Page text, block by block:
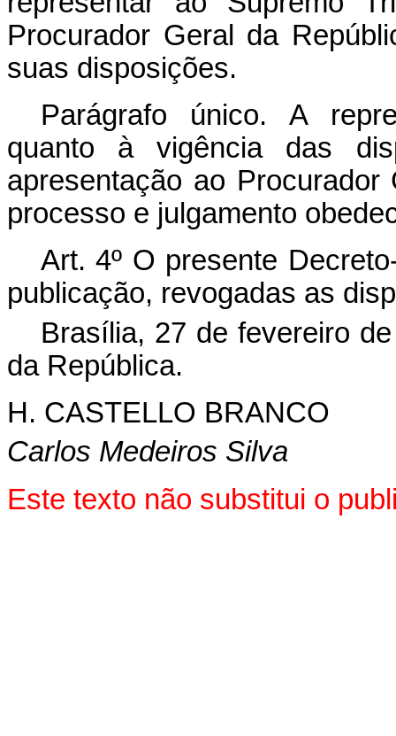
Procurador Geral da
suas disposições.
Parágrafo único. A
quanto à vigência das
apresentação ao
processo e julgamento
Art. 4º O presente
publicação, revogadas as
Brasília, 27 de fevereiro
da República.
H. CASTELLO BRANCO
Carlos Medeiros Silva
Este texto não substitui o